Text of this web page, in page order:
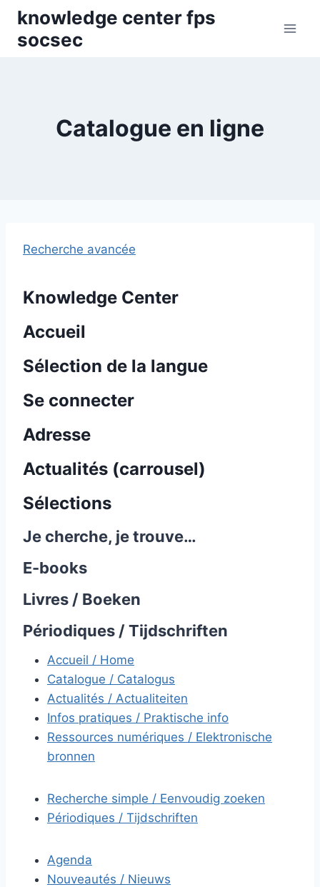
Skip
content
knowledge center fps
socsec
Catalogue en ligne
Recherche avancée
Knowledge Center
Accueil
Sélection de la langue
Se connecter
Adresse
Actualités (carrousel)
Sélections
Je cherche, je trouve…
E-books
Livres / Boeken
Périodiques / Tijdschriften
Accueil / Home
Catalogue / Catalogus
Actualités / Actualiteiten
Infos pratiques / Praktische info
Ressources numériques / Elektronische
bronnen
Recherche simple / Eenvoudig zoeken
Périodiques / Tijdschriften
Agenda
Nouveautés / Nieuws